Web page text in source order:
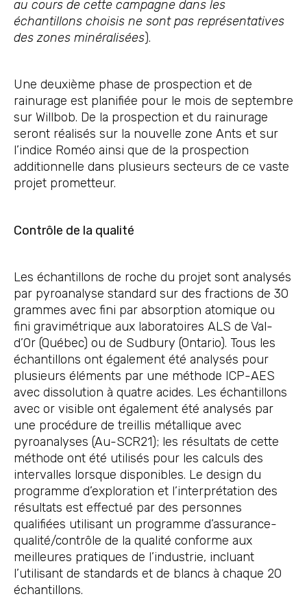
au cours de cette campagne dans les
échantillons choisis ne sont pas représentatives
des zones minéralisées).
Une deuxième phase de prospection et de
rainurage est planifiée pour le mois de septembre
sur Willbob. De la prospection et du rainurage
seront réalisés sur la nouvelle zone Ants et sur
l’indice Roméo ainsi que de la prospection
additionnelle dans plusieurs secteurs de ce vaste
projet prometteur.
Contrôle de la qualité
Les échantillons de roche du projet sont analysés
par pyroanalyse standard sur des fractions de 30
grammes avec fini par absorption atomique ou
fini gravimétrique aux laboratoires ALS de Val-
d’Or (Québec) ou de Sudbury (Ontario). Tous les
échantillons ont également été analysés pour
plusieurs éléments par une méthode ICP-AES
avec dissolution à quatre acides. Les échantillons
avec or visible ont également été analysés par
une procédure de treillis métallique avec
pyroanalyses (Au-SCR21); les résultats de cette
méthode ont été utilisés pour les calculs des
intervalles lorsque disponibles. Le design du
programme d’exploration et l’interprétation des
résultats est effectué par des personnes
qualifiées utilisant un programme d’assurance-
qualité/contrôle de la qualité conforme aux
meilleures pratiques de l’industrie, incluant
l’utilisant de standards et de blancs à chaque 20
échantillons.